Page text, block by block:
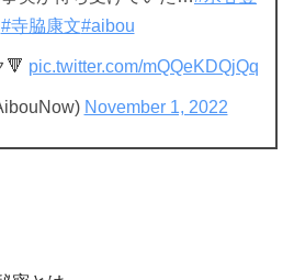
#寺脇康文#aibou
🔻 pic.twitter.com/mQQeKDQjQq
November 1, 2022